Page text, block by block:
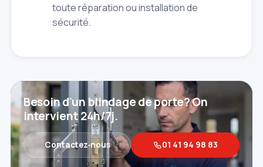
toute réparation ou installation de
sécurité.
Besoin d'un blindage de porte? On
intervient 24h/7j.
Contactez‑nous 01 41 94 98 83